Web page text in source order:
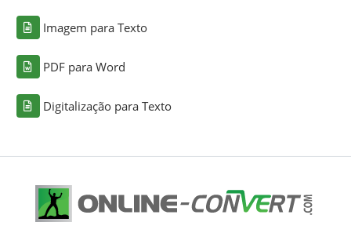
Imagem para Texto
PDF para Word
Digitalização para Texto